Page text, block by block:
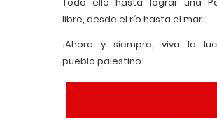
libre, desde el río hasta el mar.
¡Ahora y siempre, viva la
pueblo palestino!